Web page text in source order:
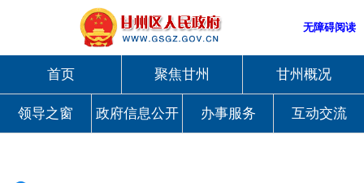
无障碍阅读
首页 聚焦甘州 甘州概况
领导之窗 政府信息公开 办事服务 互动交流